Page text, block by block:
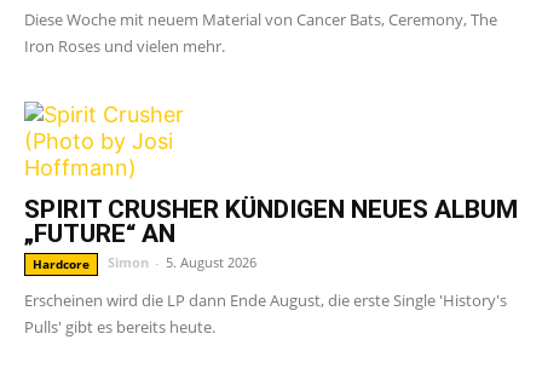
Diese Woche mit neuem Material von Cancer Bats, Ceremony, The
Iron Roses und vielen mehr.
SPIRIT CRUSHER KÜNDIGEN NEUES ALBUM
„FUTURE“ AN
Hardcore Simon - 5. August 2026
Erscheinen wird die LP dann Ende August, die erste Single 'History's
Pulls' gibt es bereits heute.